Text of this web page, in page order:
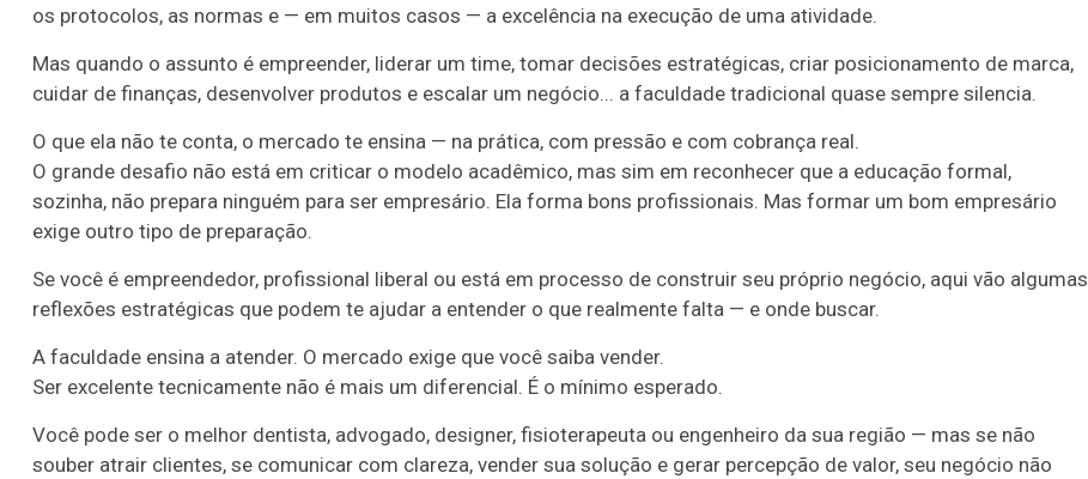
os protocolos, as normas e — em muitos casos — a excelência na execução de uma atividade.
Mas quando o assunto é empreender, liderar um time, tomar decisões estratégicas, criar posicionamento de marca,
cuidar de finanças, desenvolver produtos e escalar um negócio... a faculdade tradicional quase sempre silencia.
O que ela não te conta, o mercado te ensina — na prática, com pressão e com cobrança real.
O grande desafio não está em criticar o modelo acadêmico, mas sim em reconhecer que a educação formal,
sozinha, não prepara ninguém para ser empresário. Ela forma bons profissionais. Mas formar um bom empresário
exige outro tipo de preparação.
Se você é empreendedor, profissional liberal ou está em processo de construir seu próprio negócio, aqui vão algumas
reflexões estratégicas que podem te ajudar a entender o que realmente falta — e onde buscar.
A faculdade ensina a atender. O mercado exige que você saiba vender.
Ser excelente tecnicamente não é mais um diferencial. É o mínimo esperado.
Você pode ser o melhor dentista, advogado, designer, fisioterapeuta ou engenheiro da sua região — mas se não
souber atrair clientes, se comunicar com clareza, vender sua solução e gerar percepção de valor, seu negócio não